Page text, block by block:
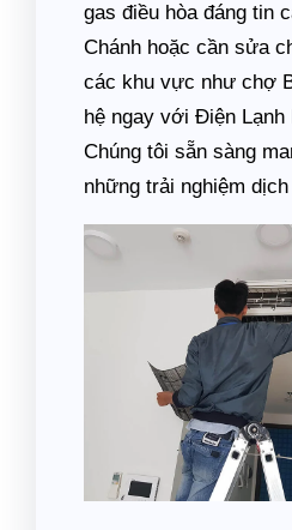
gas điều hòa đáng tin
Chánh hoặc cần sửa
các khu vực như chợ
hệ ngay với Điện Lạnh
Chúng tôi sẵn sàng
những trải nghiệm